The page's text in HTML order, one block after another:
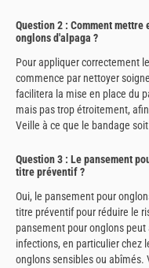
Question 2 : Comment
onglons d'alpaga ?
Pour appliquer correctement
commence par nettoyer
facilitera la mise en place du
mais pas trop étroitement,
Veille à ce que le bandage
Question 3 : Le pansement
titre préventif ?
Oui, le pansement pour
titre préventif pour réduire le
pansement pour onglons
infections, en particulier chez
onglons sensibles ou abîmés.